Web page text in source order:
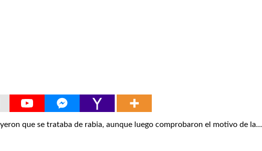
que se trataba de rabia, aunque luego comprobaron el motivo de la…